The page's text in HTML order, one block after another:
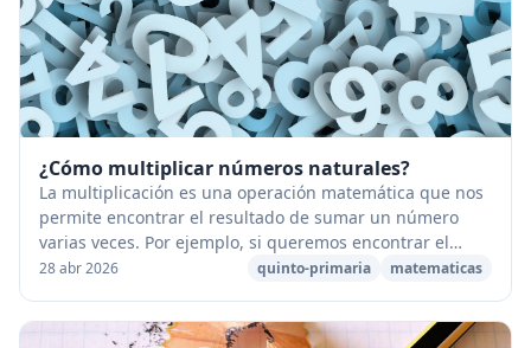
¿Cómo multiplicar números naturales?
La multiplicación es una operación matemática que nos
permite encontrar el resultado de sumar un número
varias veces. Por ejemplo, si queremos encontrar el
resultado de sumar 3+3+3+3+3, podemos hacer ...
28 abr 2026 quinto-primaria matematicas